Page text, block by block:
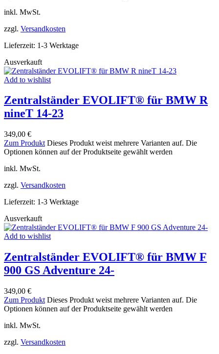
inkl. MwSt.
zzgl. Versandkosten
Lieferzeit: 1-3 Werktage
Ausverkauft
Add to wishlist
Zentralständer EVOLIFT® für BMW R
nineT 14-23
349,00 €
Zum Produkt Dieses Produkt weist mehrere Varianten auf. Die
Optionen können auf der Produktseite gewählt werden
inkl. MwSt.
zzgl. Versandkosten
Lieferzeit: 1-3 Werktage
Ausverkauft
Add to wishlist
Zentralständer EVOLIFT® für BMW F
900 GS Adventure 24-
349,00 €
Zum Produkt Dieses Produkt weist mehrere Varianten auf. Die
Optionen können auf der Produktseite gewählt werden
inkl. MwSt.
zzgl. Versandkosten